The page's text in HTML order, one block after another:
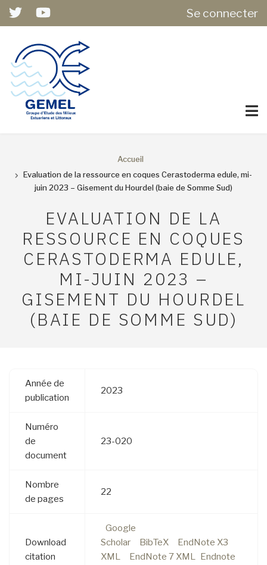
Aller
principal
ACCOUNTSe connecter
FIL
D'ARIANE
Accueil
Evaluation de la ressource en coques Cerastoderma edule, mi-
juin 2023 – Gisement du Hourdel (baie de Somme Sud)
EVALUATION DE LA
RESSOURCE EN COQUES
CERASTODERMA EDULE,
MI-JUIN 2023 –
GISEMENT DU HOURDEL
(BAIE DE SOMME SUD)
Année de
publication
2023
Numéro
de
document
23-020
Nombre
de pages
22
Download
citation
Google
Scholar
BibTeX
EndNote X3
XML
EndNote 7 XML Endnote